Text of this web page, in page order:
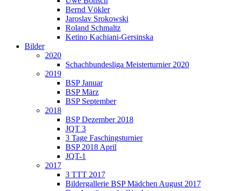
Bernd Vökler
Jaroslav Srokowski
Roland Schmaltz
Ketino Kachiani-Gersinska
Bilder
2020
Schachbundesliga Meisterturnier 2020
2019
BSP Januar
BSP März
BSP September
2018
BSP Dezember 2018
JQT 3
3 Tage Faschingsturnier
BSP 2018 April
JQT-1
2017
3 TTT 2017
Bildergallerie BSP Mädchen August 2017